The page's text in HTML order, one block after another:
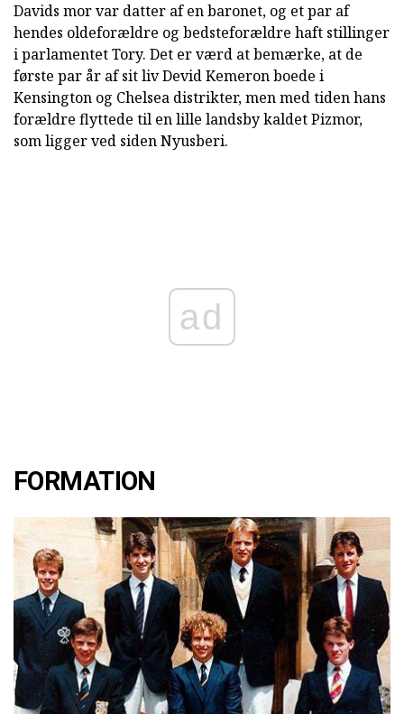
Davids mor var datter af en baronet, og et par af
hendes oldeforældre og bedsteforældre haft stillinger
i parlamentet Tory. Det er værd at bemærke, at de
første par år af sit liv Devid Kemeron boede i
Kensington og Chelsea distrikter, men med tiden hans
forældre flyttede til en lille landsby kaldet Pizmor,
som ligger ved siden Nyusberi.
ad
FORMATION